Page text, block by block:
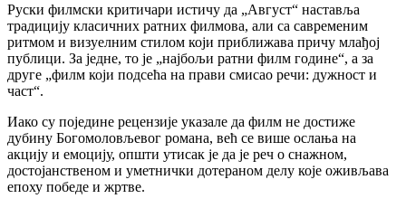
Руски филмски критичари истичу да „Август“ наставља
традицију класичних ратних филмова, али са савременим
ритмом и визуелним стилом који приближава причу млађој
публици. За једне, то је „најбољи ратни филм године“, а за
друге „филм који подсећа на прави смисао речи: дужност и
част“.
Иако су поједине рецензије указале да филм не достиже
дубину Богомоловљевог романа, већ се више ослања на
акцију и емоцију, општи утисак је да је реч о снажном,
достојанственом и уметнички дотераном делу које оживљава
епоху победе и жртве.